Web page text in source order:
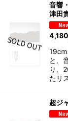
音響
津田
4,180
と、
り、
たリ
超ジ